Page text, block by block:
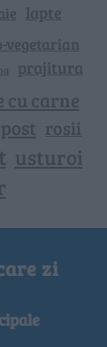
lapte
vegetarian
prajitura
cu carne
rosii
usturoi
zi